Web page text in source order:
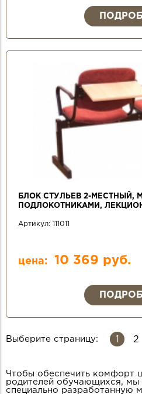
БЛОК СТУЛЬЕВ 2-МЕСТНЫЙ,
ПОДЛОКОТНИКАМИ,
Артикул: 111011
цена: 10 369 руб.
Выберите страницу:
СТРАНИЦЫ
1 2
Чтобы обеспечить комфорт
родителей обучающихся, мы
специально разработанную